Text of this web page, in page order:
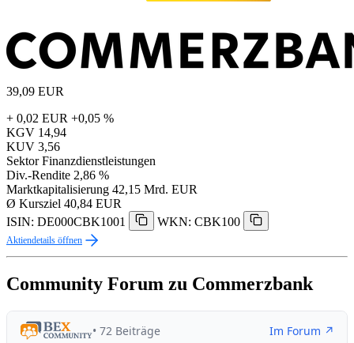
39,09 EUR
+ 0,02 EUR +0,05 %
KGV 14,94
KUV 3,56
Sektor Finanzdienstleistungen
Div.-Rendite 2,86 %
Marktkapitalisierung 42,15 Mrd. EUR
Ø Kursziel 40,84 EUR
ISIN: DE000CBK1001
WKN: CBK100
Aktiendetails öffnen
Community Forum zu Commerzbank